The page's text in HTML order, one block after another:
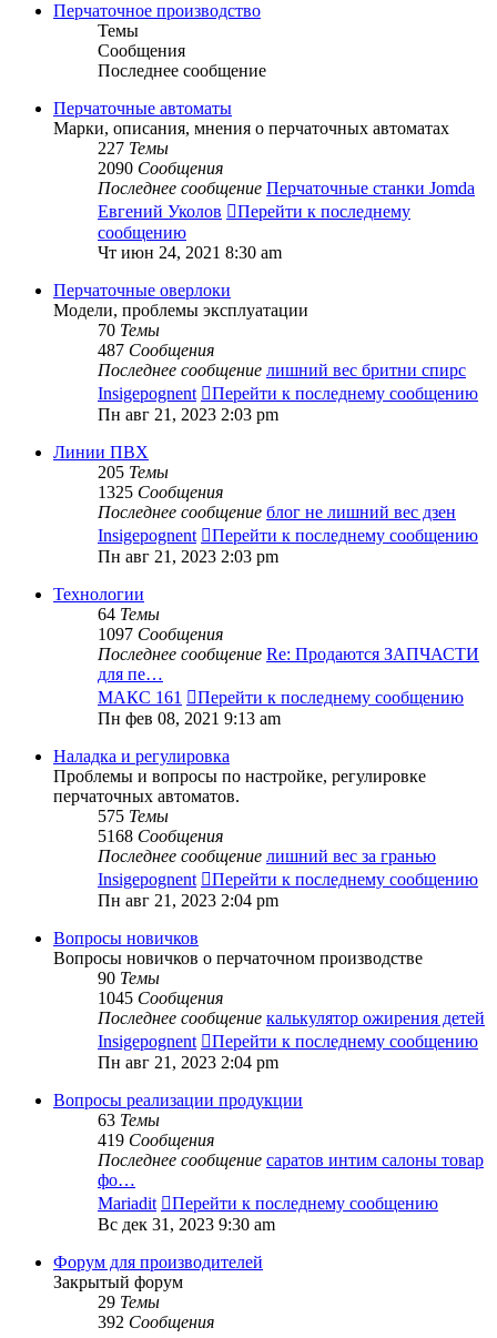
Перчаточное производство
Темы
Сообщения
Последнее сообщение
Перчаточные автоматы
Марки, описания, мнения о перчаточных автоматах
227 Темы
2090 Сообщения
Последнее сообщение Перчаточные станки Jomda
Евгений Уколов
Перейти к последнему
сообщению
Чт июн 24, 2021 8:30 am
Перчаточные оверлоки
Модели, проблемы эксплуатации
70 Темы
487 Сообщения
Последнее сообщение лишний вес бритни спирс
Insigepognent
Перейти к последнему сообщению
Пн авг 21, 2023 2:03 pm
Линии ПВХ
205 Темы
1325 Сообщения
Последнее сообщение блог не лишний вес дзен
Insigepognent
Перейти к последнему сообщению
Пн авг 21, 2023 2:03 pm
Технологии
64 Темы
1097 Сообщения
Последнее сообщение Re: Продаются ЗАПЧАСТИ
для пе…
МАКС 161
Перейти к последнему сообщению
Пн фев 08, 2021 9:13 am
Наладка и регулировка
Проблемы и вопросы по настройке, регулировке
перчаточных автоматов.
575 Темы
5168 Сообщения
Последнее сообщение лишний вес за гранью
Insigepognent
Перейти к последнему сообщению
Пн авг 21, 2023 2:04 pm
Вопросы новичков
Вопросы новичков о перчаточном производстве
90 Темы
1045 Сообщения
Последнее сообщение калькулятор ожирения детей
Insigepognent
Перейти к последнему сообщению
Пн авг 21, 2023 2:04 pm
Вопросы реализации продукции
63 Темы
419 Сообщения
Последнее сообщение саратов интим салоны товар
фо…
Mariadit
Перейти к последнему сообщению
Вс дек 31, 2023 9:30 am
Форум для производителей
Закрытый форум
29 Темы
392 Сообщения